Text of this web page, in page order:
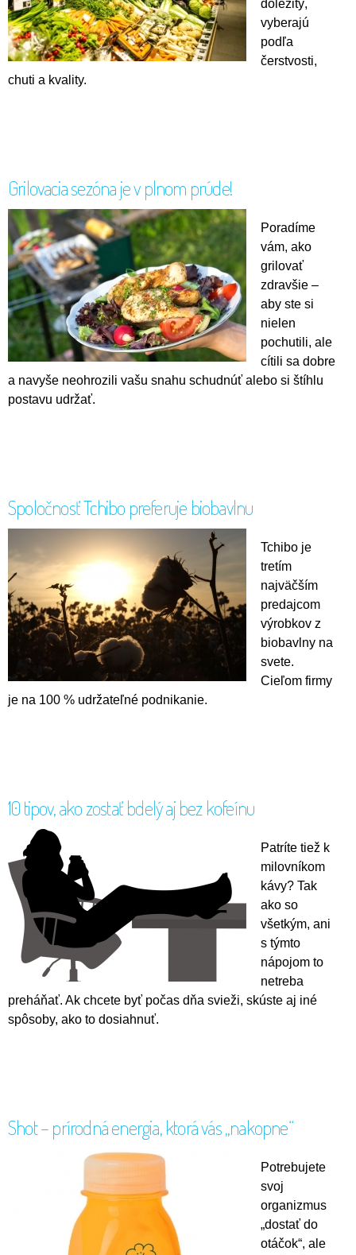
dôležitý,
vyberajú
podľa
čerstvosti,
chuti a kvality.
Grilovacia sezóna je v plnom prúde!
Poradíme
vám, ako
grilovať
zdravšie –
aby ste si
nielen
pochutili, ale
cítili sa dobre
a navyše neohrozili vašu snahu schudnúť alebo si štíhlu
postavu udržať.
Spoločnosť Tchibo preferuje biobavlnu
Tchibo je
tretím
najväčším
predajcom
výrobkov z
biobavlny na
svete.
Cieľom firmy
je na 100 % udržateľné podnikanie.
10 tipov, ako zostať bdelý aj bez kofeínu
Patríte tiež k
milovníkom
kávy? Tak
ako so
všetkým, ani
s týmto
nápojom to
netreba
preháňať. Ak chcete byť počas dňa svieži, skúste aj iné
spôsoby, ako to dosiahnuť.
Shot – prírodná energia, ktorá vás „nakopne“
Potrebujete
svoj
organizmus
„dostať do
otáčok“, ale